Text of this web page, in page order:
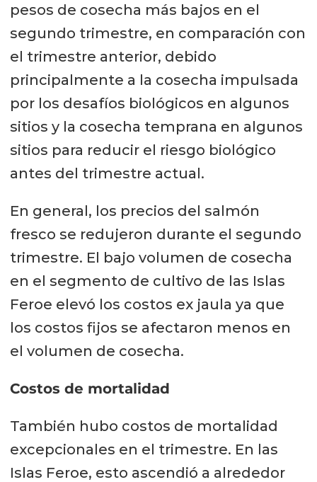
pesos de cosecha más bajos en el
segundo trimestre, en comparación con
el trimestre anterior, debido
principalmente a la cosecha impulsada
por los desafíos biológicos en algunos
sitios y la cosecha temprana en algunos
sitios para reducir el riesgo biológico
antes del trimestre actual.
En general, los precios del salmón
fresco se redujeron durante el segundo
trimestre. El bajo volumen de cosecha
en el segmento de cultivo de las Islas
Feroe elevó los costos ex jaula ya que
los costos fijos se afectaron menos en
el volumen de cosecha.
Costos de mortalidad
También hubo costos de mortalidad
excepcionales en el trimestre. En las
Islas Feroe, esto ascendió a alrededor